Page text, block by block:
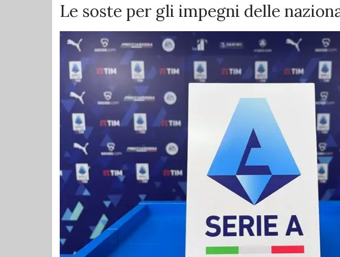
Le soste per gli impegni delle